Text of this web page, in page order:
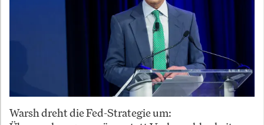
Warsh dreht die Fed-Strategie um: